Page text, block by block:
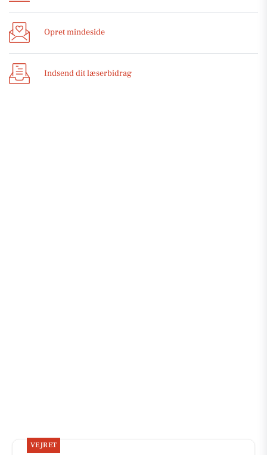
Opret mindeside
Indsend dit læserbidrag
VEJRET